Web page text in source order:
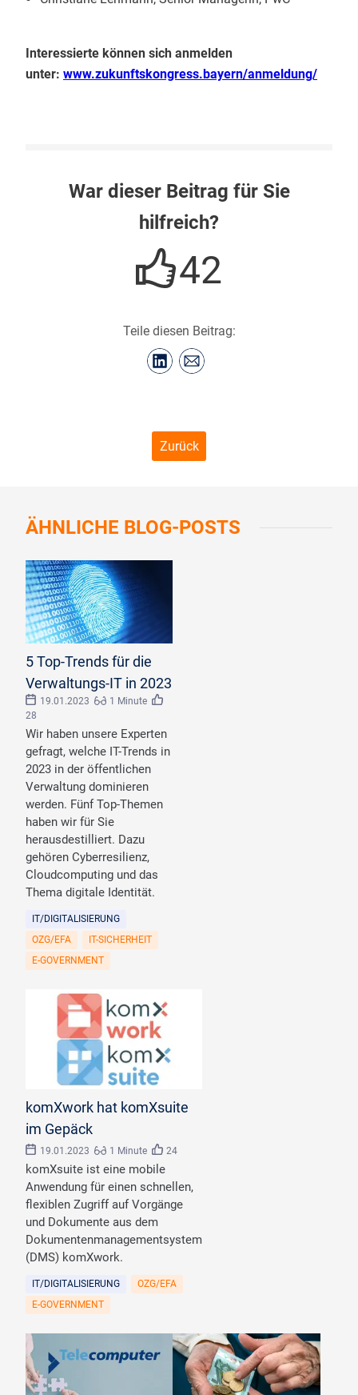
Interessierte können sich anmelden
unter: www.zukunftskongress.bayern/anmeldung/
War dieser Beitrag für Sie
hilfreich?
42
Teile diesen Beitrag:
Zurück
ÄHNLICHE BLOG-POSTS
5 Top-Trends für die
Verwaltungs-IT in 2023
19.01.2023
1 Minute
28
Wir haben unsere Experten
gefragt, welche IT-Trends in
2023 in der öffentlichen
Verwaltung dominieren
werden. Fünf Top-Themen
haben wir für Sie
herausdestilliert. Dazu
gehören Cyberresilienz,
Cloudcomputing und das
Thema digitale Identität.
IT/DIGITALISIERUNG
OZG/EFA
IT-SICHERHEIT
E-GOVERNMENT
komXwork hat komXsuite
im Gepäck
19.01.2023 1 Minute 24
komXsuite ist eine mobile
Anwendung für einen schnellen,
flexiblen Zugriff auf Vorgänge
und Dokumente aus dem
Dokumentenmanagementsystem
(DMS) komXwork.
IT/DIGITALISIERUNG
OZG/EFA
E-GOVERNMENT